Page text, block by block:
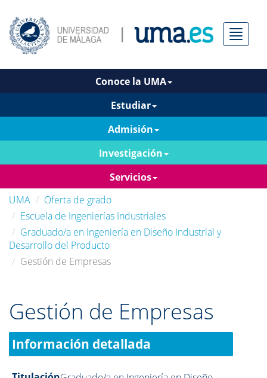
Menú
Conoce la UMA
Estudiar
Admisión
Investigación
Servicios
UMA
Oferta de grado
Escuela de Ingenierías Industriales
Graduado/a en Ingeniería en Diseño Industrial y
Desarrollo del Producto
Gestión de Empresas
Gestión de Empresas
Información detallada